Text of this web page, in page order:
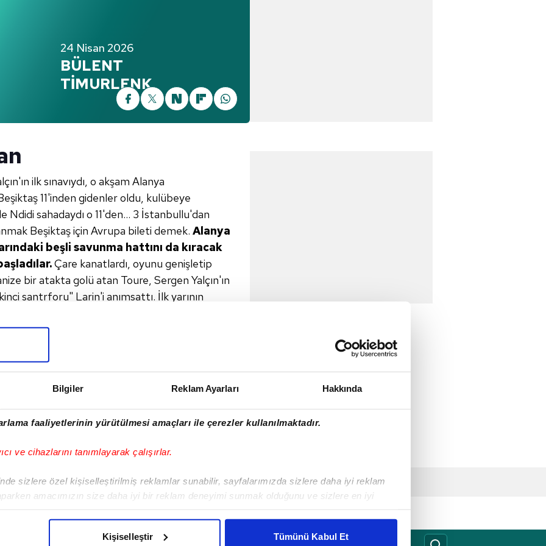
Bilgiler Reklam Ayarları Hakkında
faaliyetlerinin yürütülmesi amaçları ile çerezler kullanılmaktadır.
ve cihazlarını tanımlayarak çalışırlar.
sizlere özel kişiselleştirilmiş reklamlar sunabilir, sayfalarımızda sizlere daha iyi reklam
amacımızın size daha iyi bir reklam deneyimi sunmak olduğunu ve sizlere en iyi
Kişiselleştir Tümünü Kabul Et
24 Nisan 2026
BÜLENT
TİMURLENK
ilk sınavıydı, o akşam Alanya
11'inden gidenler oldu, kulübeye
sahadaydı o 11'den... 3 İstanbullu'dan
Beşiktaş için Avrupa bileti demek. Alanya
beşli savunma hattını da kıracak
Çare kanatlardı, oyunu genişletip
bir atakta golü atan Toure, Sergen Yalçın'ın
santrforu" Larin'i anımsattı. İlk yarının
İyi mücadele eden ama üretemeyen Alanya,
oyunu alamadı. Ederson ve Günay'dan
fişini çekerken Kartal'ın maestrosu
Beşiktaş,
pas arasıve 9 top çalmayla rakibinin gol
Maç boyu kanadını nefis kullanan Rıdvan, çok
hırpalayan Oh, kaptan dümendeyken gemiyi
iki açık deniz, iki liman daha var.